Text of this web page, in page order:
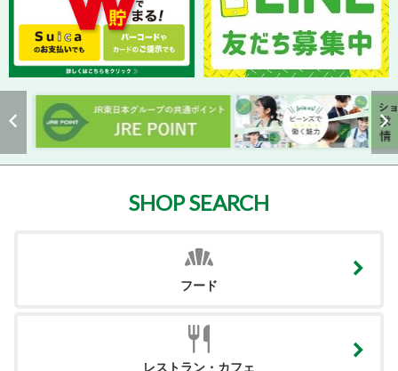
SHOP SEARCH
フード
レストラン・カフェ